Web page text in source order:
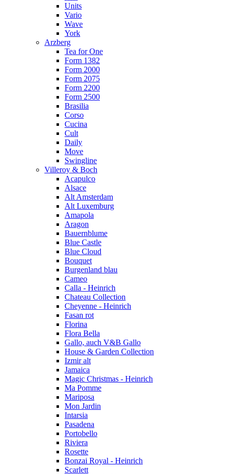
Units
Vario
Wave
York
Arzberg
Tea for One
Form 1382
Form 2000
Form 2075
Form 2200
Form 2500
Brasilia
Corso
Cucina
Cult
Daily
Move
Swingline
Villeroy & Boch
Acapulco
Alsace
Alt Amsterdam
Alt Luxemburg
Amapola
Aragon
Bauernblume
Blue Castle
Blue Cloud
Bouquet
Burgenland blau
Cameo
Calla - Heinrich
Chateau Collection
Cheyenne - Heinrich
Fasan rot
Florina
Flora Bella
Gallo, auch V&B Gallo
House & Garden Collection
Izmir alt
Jamaica
Magic Christmas - Heinrich
Ma Pomme
Mariposa
Mon Jardin
Intarsia
Pasadena
Portobello
Riviera
Rosette
Bonzai Royal - Heinrich
Scarlett